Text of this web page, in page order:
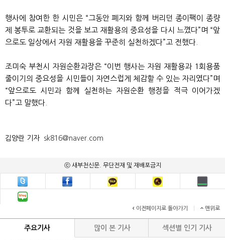
행사에 참여한 한 시민은 “그동안 폐지와 함께 버리던 종이팩이 종량
제 봉투로 교환되는 것을 보고 재활용의 중요성을 다시 느꼈다”며 “앞
으로도 일상에서 자원 재활용을 꾸준히 실천하겠다”고 전했다.
조미숙 부천시 자원순환과장은 “이번 행사는 자원 재활용과 1회용품
줄이기의 중요성을 시민들이 자연스럽게 체감할 수 있는 자리였다”며
“앞으로도 시민과 함께 실천하는 자원순환 행정을 적극 이어가겠
다”고 말했다.
김양란 기자 sk816@naver.com
ⓒ 새부천신문. 무단전재 및 재배포금지
이전페이지로 돌아가기 맨위로
주요기사 많이 본 기사 섹션별 인기 기사